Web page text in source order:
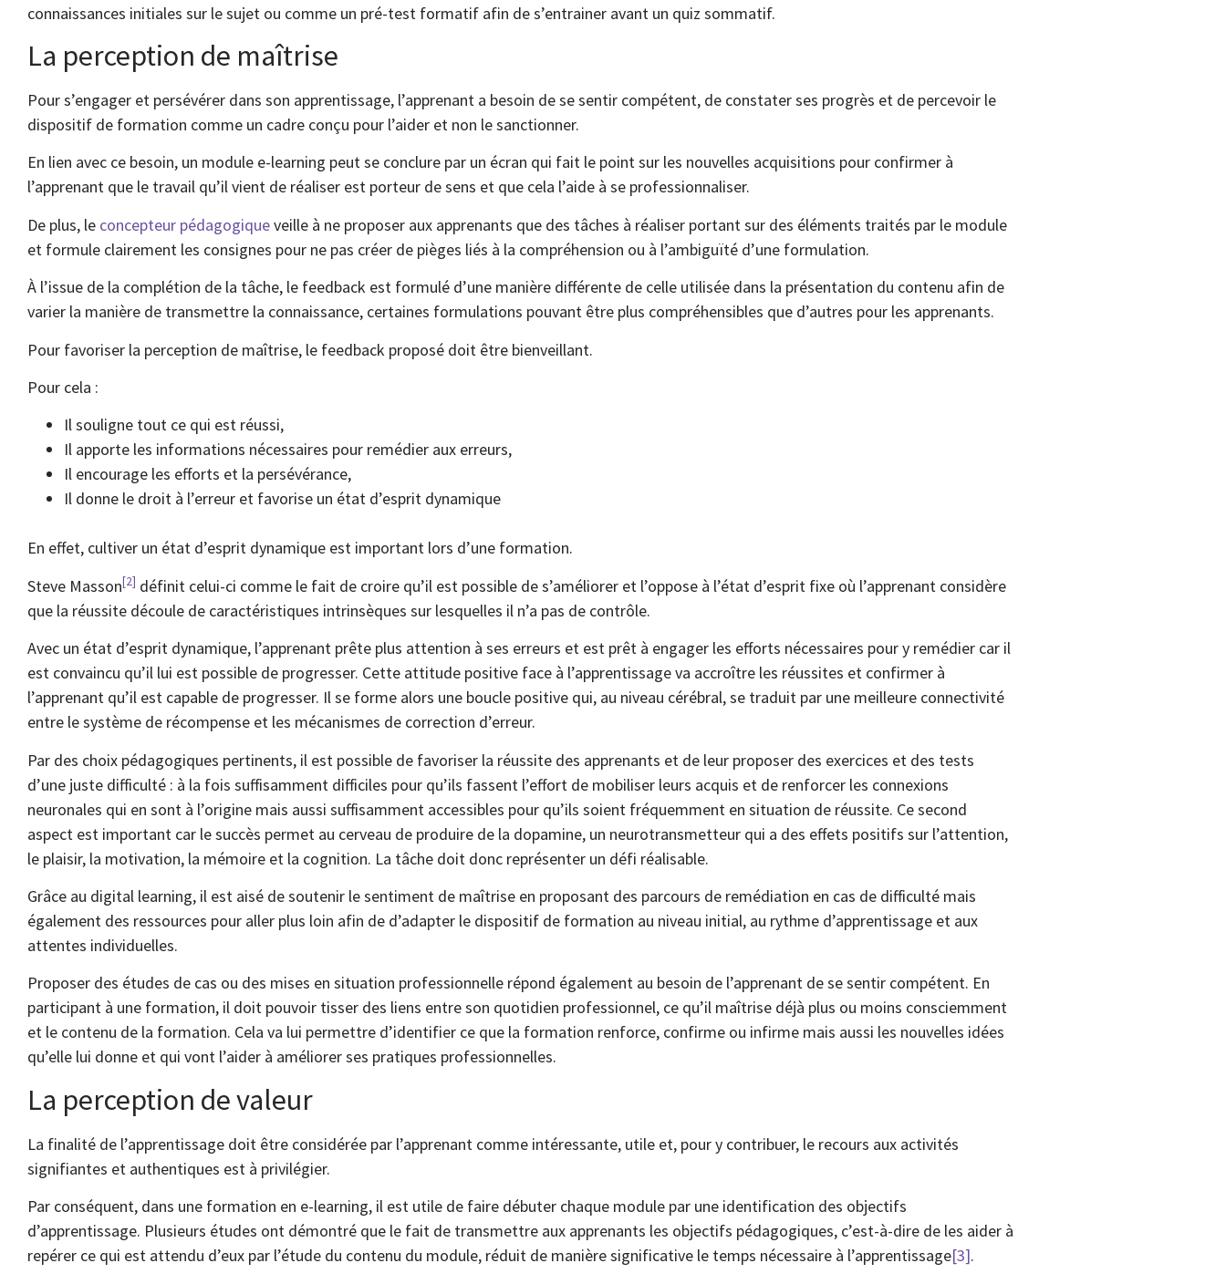
connaissances initiales sur le sujet ou comme un pré-test formatif afin de s’entrainer avant un quiz sommatif.
La perception de maîtrise
Pour s’engager et persévérer dans son apprentissage, l’apprenant a besoin de se sentir compétent, de constater ses progrès et de percevoir le
dispositif de formation comme un cadre conçu pour l’aider et non le sanctionner.
En lien avec ce besoin, un module e-learning peut se conclure par un écran qui fait le point sur les nouvelles acquisitions pour confirmer à
l’apprenant que le travail qu’il vient de réaliser est porteur de sens et que cela l’aide à se professionnaliser.
De plus, le concepteur pédagogiqueveille à ne proposer aux apprenants que des tâches à réaliser portant sur des éléments traités par le module
et formule clairement les consignes pour ne pas créer de pièges liés à la compréhension ou à l’ambiguïté d’une formulation.
À l’issue de la complétion de la tâche, le feedback est formulé d’une manière différente de celle utilisée dans la présentation du contenu afin de
varier la manière de transmettre la connaissance, certaines formulations pouvant être plus compréhensibles que d’autres pour les apprenants.
Pour favoriser la perception de maîtrise, le feedback proposé doit être bienveillant.
Pour cela :
Il souligne tout ce qui est réussi,
Il apporte les informations nécessaires pour remédier aux erreurs,
Il encourage les efforts et la persévérance,
Il donne le droit à l’erreur et favorise un état d’esprit dynamique
En effet, cultiver un état d’esprit dynamique est important lors d’une formation.
Steve Masson[2] définit celui-ci comme le fait de croire qu’il est possible de s’améliorer et l’oppose à l’état d’esprit fixe où l’apprenant considère
que la réussite découle de caractéristiques intrinsèques sur lesquelles il n’a pas de contrôle.
Avec un état d’esprit dynamique, l’apprenant prête plus attention à ses erreurs et est prêt à engager les efforts nécessaires pour y remédier car il
est convaincu qu’il lui est possible de progresser. Cette attitude positive face à l’apprentissage va accroître les réussites et confirmer à
l’apprenant qu’il est capable de progresser. Il se forme alors une boucle positive qui, au niveau cérébral, se traduit par une meilleure connectivité
entre le système de récompense et les mécanismes de correction d’erreur.
Par des choix pédagogiques pertinents, il est possible de favoriser la réussite des apprenants et de leur proposer des exercices et des tests
d’une juste difficulté : à la fois suffisamment difficiles pour qu’ils fassent l’effort de mobiliser leurs acquis et de renforcer les connexions
neuronales qui en sont à l’origine mais aussi suffisamment accessibles pour qu’ils soient fréquemment en situation de réussite. Ce second
aspect est important car le succès permet au cerveau de produire de la dopamine, un neurotransmetteur qui a des effets positifs sur l’attention,
le plaisir, la motivation, la mémoire et la cognition. La tâche doit donc représenter un défi réalisable.
Grâce au digital learning, il est aisé de soutenir le sentiment de maîtrise en proposant des parcours de remédiation en cas de difficulté mais
également des ressources pour aller plus loin afin de d’adapter le dispositif de formation au niveau initial, au rythme d’apprentissage et aux
attentes individuelles.
Proposer des études de cas ou des mises en situation professionnelle répond également au besoin de l’apprenant de se sentir compétent. En
participant à une formation, il doit pouvoir tisser des liens entre son quotidien professionnel, ce qu’il maîtrise déjà plus ou moins consciemment
et le contenu de la formation. Cela va lui permettre d’identifier ce que la formation renforce, confirme ou infirme mais aussi les nouvelles idées
qu’elle lui donne et qui vont l’aider à améliorer ses pratiques professionnelles.
La perception de valeur
La finalité de l’apprentissage doit être considérée par l’apprenant comme intéressante, utile et, pour y contribuer, le recours aux activités
signifiantes et authentiques est à privilégier.
Par conséquent, dans une formation en e-learning, il est utile de faire débuter chaque module par une identification des objectifs
d’apprentissage. Plusieurs études ont démontré que le fait de transmettre aux apprenants les objectifs pédagogiques, c’est-à-dire de les aider à
repérer ce qui est attendu d’eux par l’étude du contenu du module, réduit de manière significative le temps nécessaire à l’apprentissage[3].